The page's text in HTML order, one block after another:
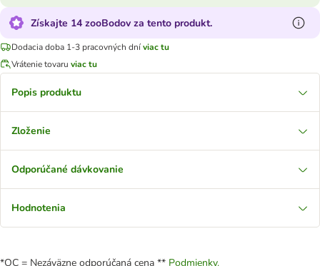
Získajte 14 zooBodov za tento produkt.
Dodacia doba 1-3 pracovných dníviac tu
Vrátenie tovaru viac tu
Popis produktu
Zloženie
Odporúčané dávkovanie
Hodnotenia
*OC = Nezáväzne odporúčaná cena ** Podmienky.